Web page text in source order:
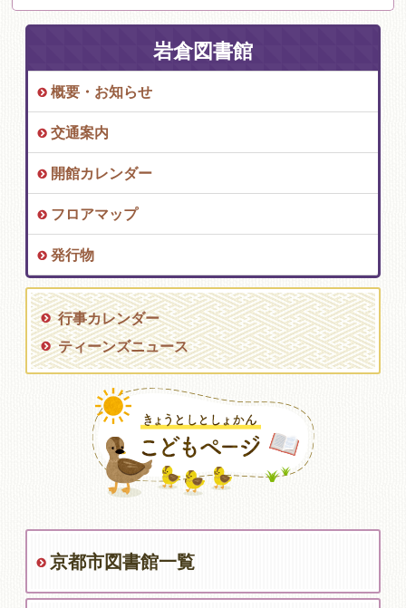
岩倉図書館
概要・お知らせ
交通案内
開館カレンダー
フロアマップ
発行物
行事カレンダー
ティーンズニュース
京都市図書館一覧